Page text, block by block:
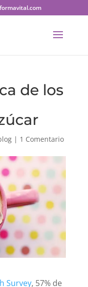
de los
| 1 Comentario
Survey, 57% de